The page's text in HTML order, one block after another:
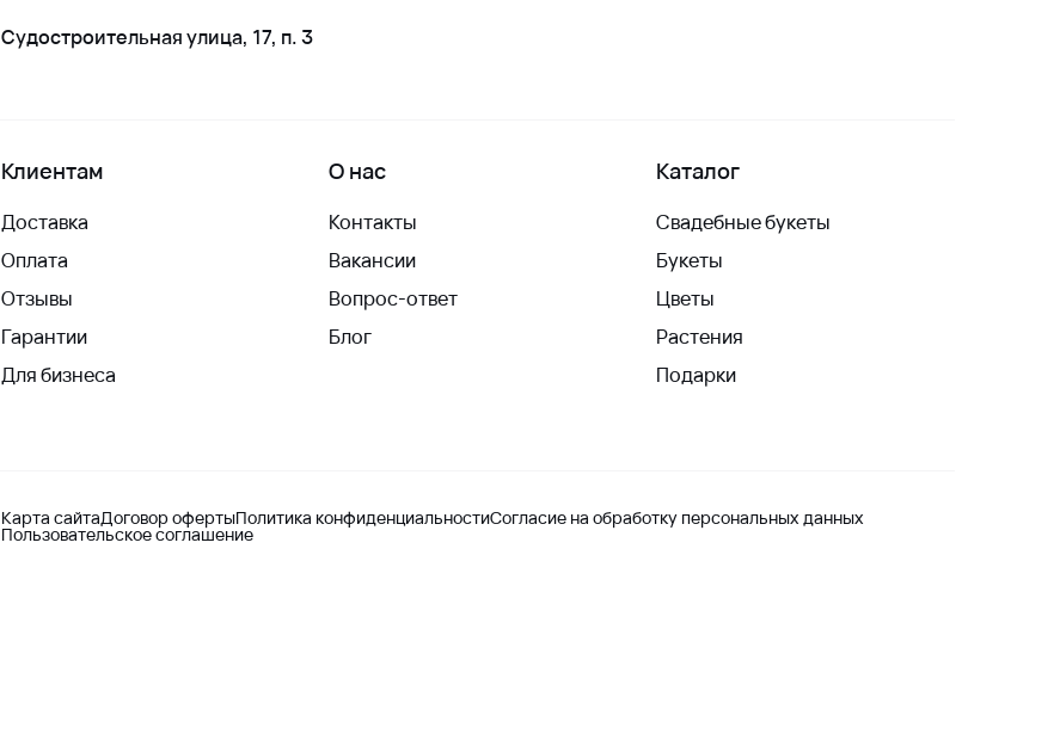
Судостроительная улица, 17, п. 3
Клиентам
Доставка
Оплата
Отзывы
Гарантии
Для бизнеса
О нас
Контакты
Вакансии
Вопрос-ответ
Блог
Каталог
Свадебные букеты
Букеты
Цветы
Растения
Подарки
Карта сайтаДоговор офертыПолитика конфиденциальностиСогласие на обработку персональных данных
Пользовательское соглашение